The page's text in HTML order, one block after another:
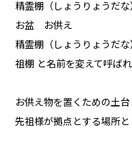
精霊棚（しょうりょうだな
お盆 お供え
精霊棚（しょうりょうだ
祖棚 と名前を変えて呼ばれ
お供え物を置くための土
先祖様が拠点とする場所と